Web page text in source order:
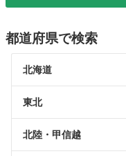
都道府県で検索
北海道
東北
北陸・甲信越